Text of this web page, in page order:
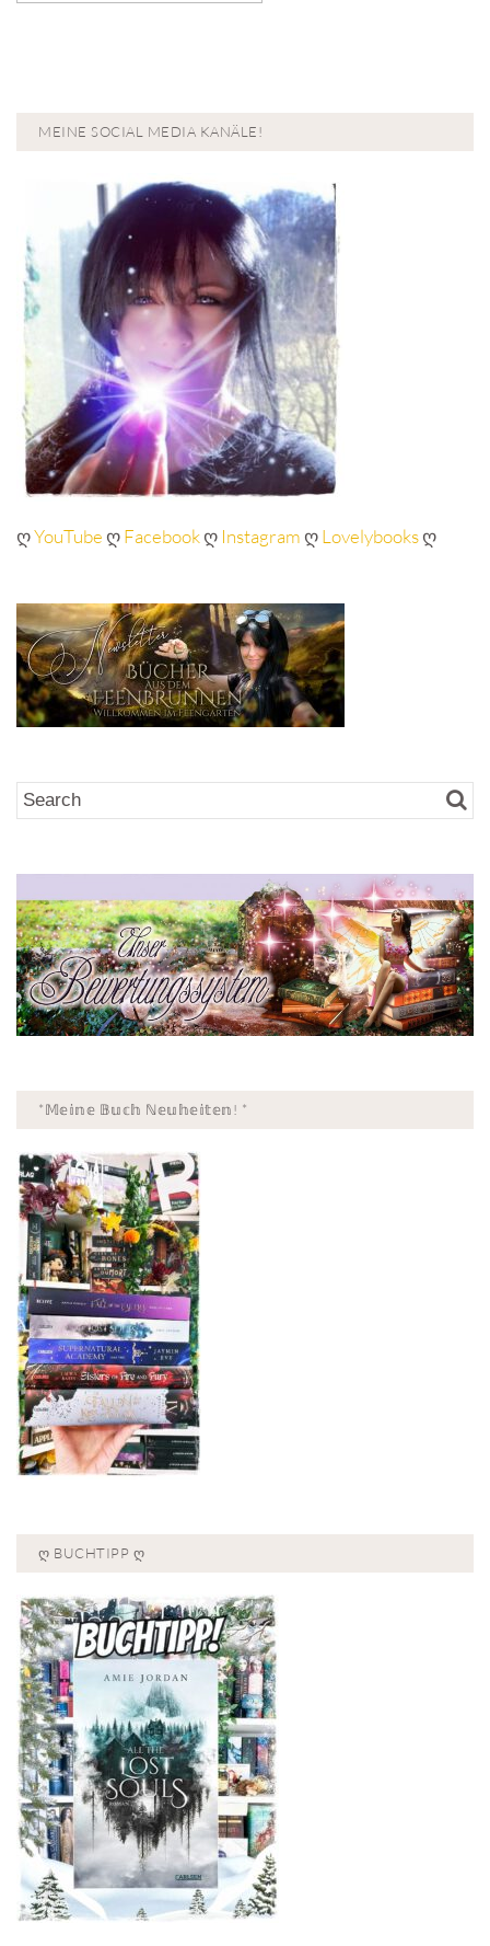
MEINE SOCIAL MEDIA KANÄLE!
ღYouTubeღFacebookღ InstagramღLovelybooksღ
*𝕄𝕖𝕚𝕟𝕖 𝔹𝕦𝕔𝕙 ℕ𝕖𝕦𝕙𝕖𝕚𝕥𝕖𝕟! *
Ღ BUCHTIPP Ღ